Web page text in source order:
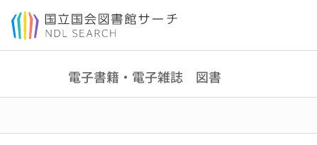
本文へ移動
電子書籍・電子雑誌 図書